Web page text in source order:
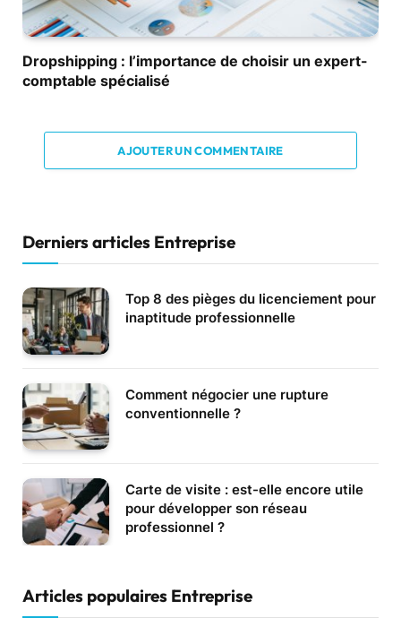
Dropshipping : l’importance de choisir un expert-
comptable spécialisé
AJOUTER UN COMMENTAIRE
Derniers articles Entreprise
Top 8 des pièges du licenciement pour
inaptitude professionnelle
Comment négocier une rupture
conventionnelle ?
Carte de visite : est-elle encore utile
pour développer son réseau
professionnel ?
Articles populaires Entreprise